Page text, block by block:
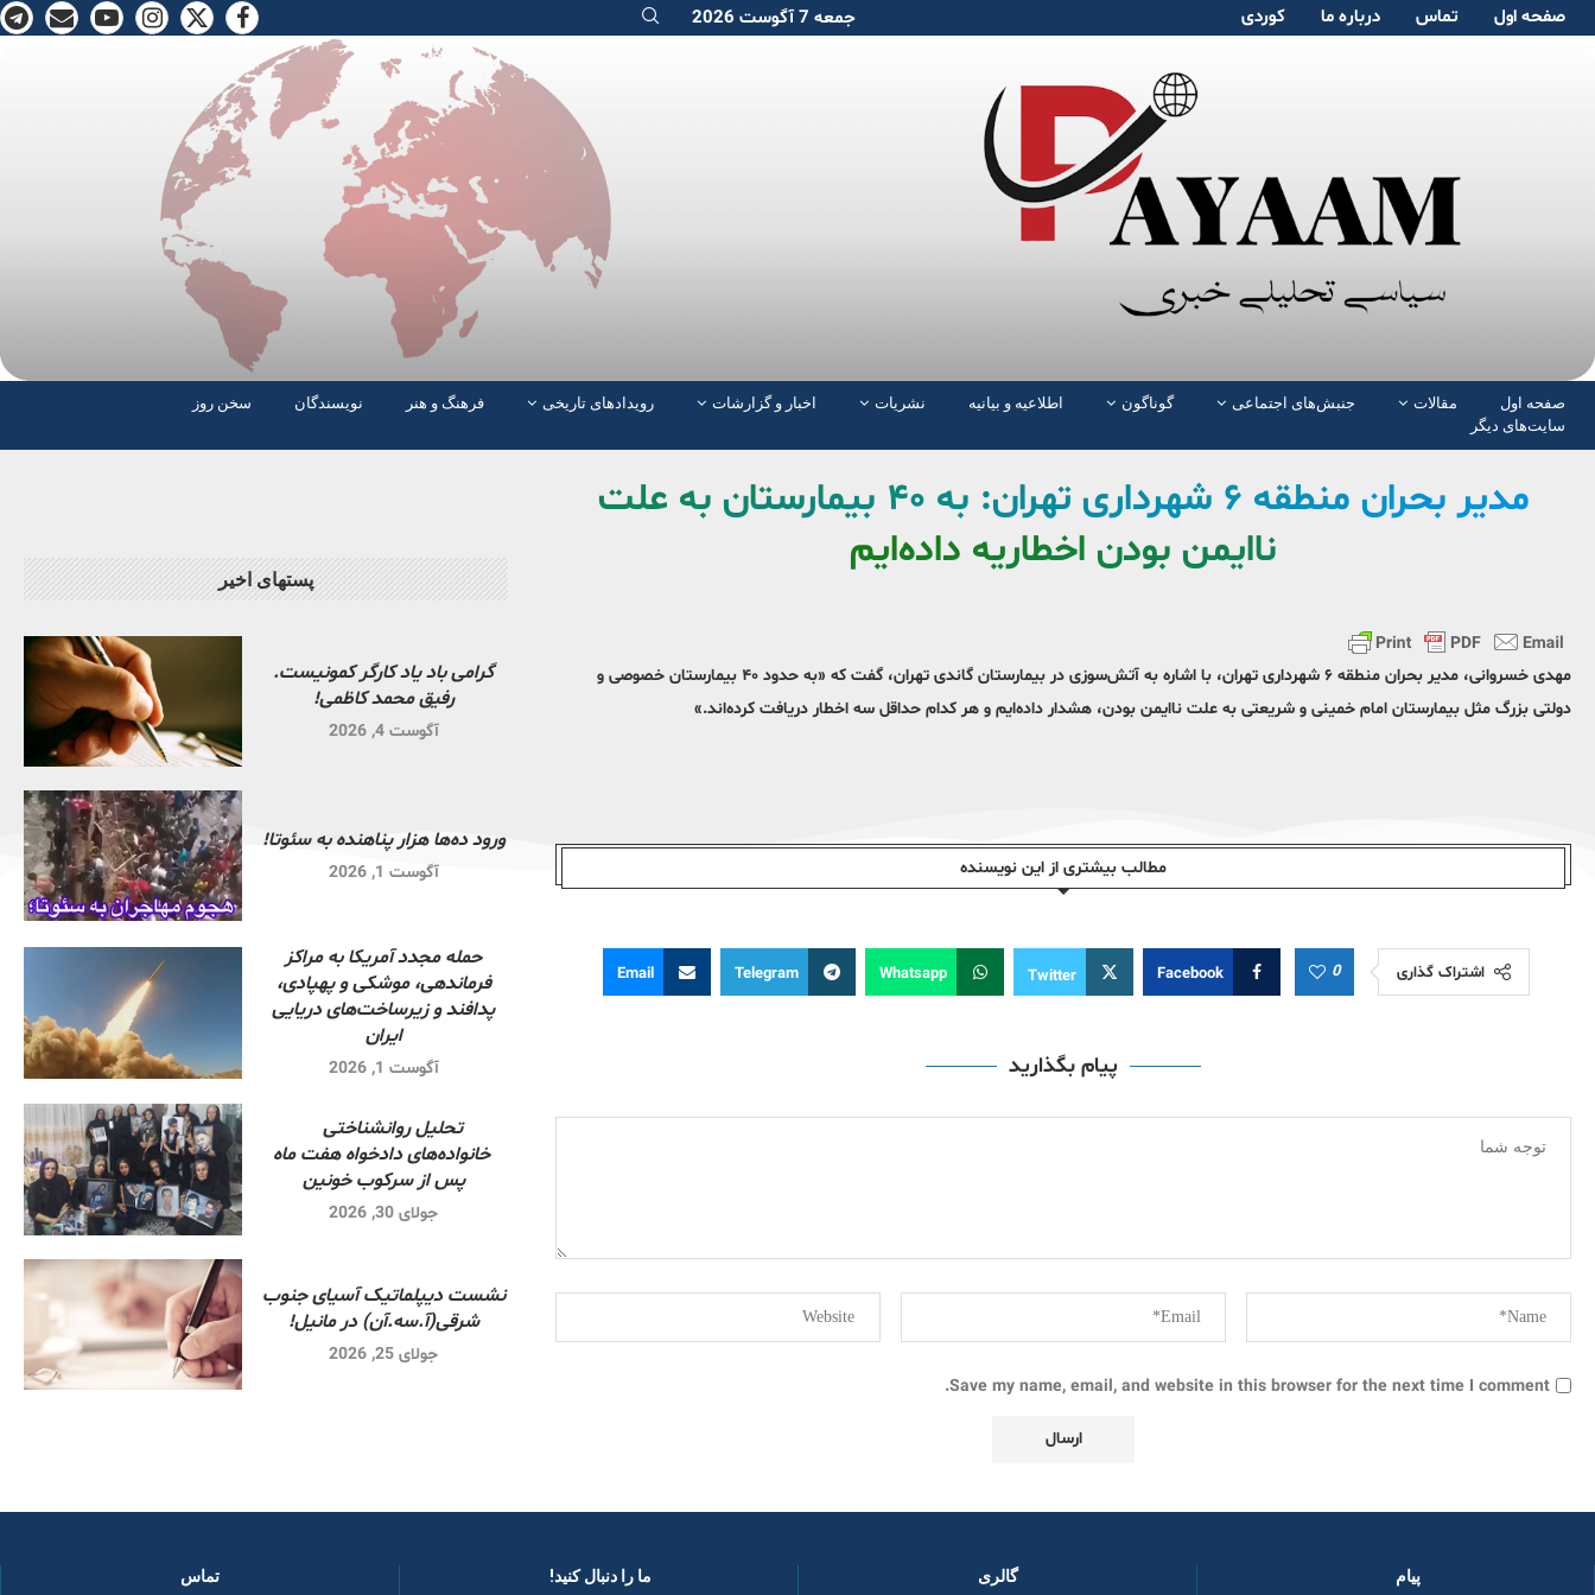
صفحە اول تماس دربارە ما کوردی جمعه 7 آگوست 2026
صفحە اول مقالات جنبش‌های اجتماعی گوناگون اطلاعیه و بیانیه نشریات اخبار و گزارشات رویدادهای تاریخی فرهنگ و هنر نویسندگان
سخن روز
سایت‌های دیگر
مدیر بحران منطقه ۶ شهرداری تهران: به ۴۰ بیمارستان به علت
ناایمن بودن اخطاریه داده‌ایم
مهدی خسروانی، مدیر بحران منطقه ۶ شهرداری تهران، با اشاره به آتش‌سوزی در بیمارستان گاندی تهران، گفت که «به حدود ۴۰ بیمارستان خصوصی و
دولتی بزرگ مثل بیمارستان امام خمینی و شریعتی به علت ناایمن بودن، هشدار داده‌ایم و هر کدام حداقل سه اخطار دریافت کرده‌اند.»
مطالب بیشتری از این نویسندە
اشتراک گذاری 0
Facebook
Twitter
Whatsapp
Telegram
Email
پیام بگذارید
Save my name, email, and website in this browser for the next time I comment.
پستهای اخیر
گرامی باد یاد کارگر کمونیست.
رفیق محمد کاظمی!
آگوست 4, 2026
ورود ده‌ها هزار پناهنده به سئوتا!
آگوست 1, 2026
حمله مجدد آمریکا به مراکز
فرماندهی، موشکی و پهپادی،
پدافند و زیرساخت‌های دریایی
ایران
آگوست 1, 2026
تحلیل روانشناختی
خانواده‌های دادخواه هفت ماه
پس از سرکوب خونین
جولای 30, 2026
نشست دیپلماتیک آسیای جنوب
شرقی‌(آ.سه.آن) در مانیل!
جولای 25, 2026
پیام گالری ما را دنبال کنید! ​ تماس